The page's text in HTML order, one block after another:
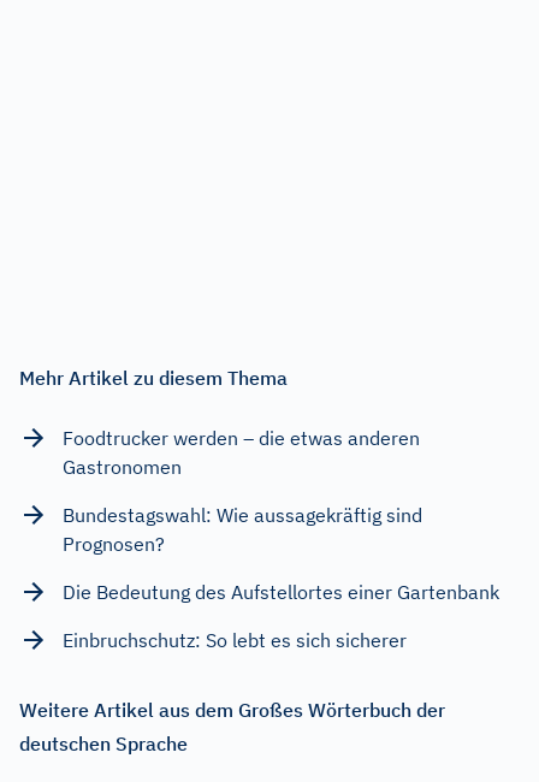
Mehr Artikel zu diesem Thema
Foodtrucker werden – die etwas anderen
Gastronomen
Bundestagswahl: Wie aussagekräftig sind
Prognosen?
Die Bedeutung des Aufstellortes einer Gartenbank
Einbruchschutz: So lebt es sich sicherer
Weitere Artikel aus dem Großes Wörterbuch der
deutschen Sprache